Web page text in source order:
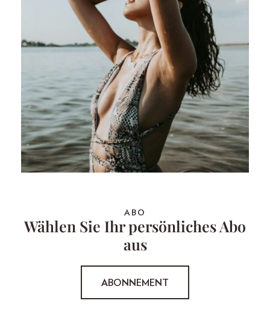
ABO
Wählen Sie Ihr persönliches Abo
aus
ABONNEMENT